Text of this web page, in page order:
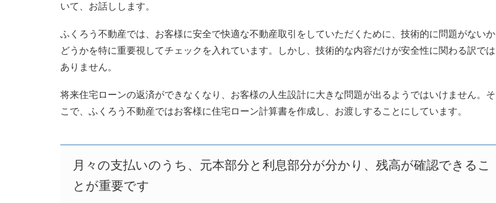
いて、お話しします。
ふくろう不動産では、お客様に安全で快適な不動産取引をしていただくために、技術的に問題がないか
どうかを特に重要視してチェックを入れています。しかし、技術的な内容だけが安全性に関わる訳では
ありません。
将来住宅ローンの返済ができなくなり、お客様の人生設計に大きな問題が出るようではいけません。そ
こで、ふくろう不動産ではお客様に住宅ローン計算書を作成し、お渡しすることにしています。
月々の支払いのうち、元本部分と利息部分が分かり、残高が確認できるこ
とが重要です